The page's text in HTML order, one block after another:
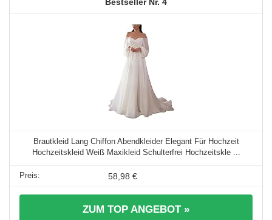
Brautkleid Lang Chiffon Abendkleider Elegant Für Hochzeit
Hochzeitskleid Weiß Maxikleid Schulterfrei Hochzeitskle ...
58,98 €
ZUM TOP ANGEBOT »